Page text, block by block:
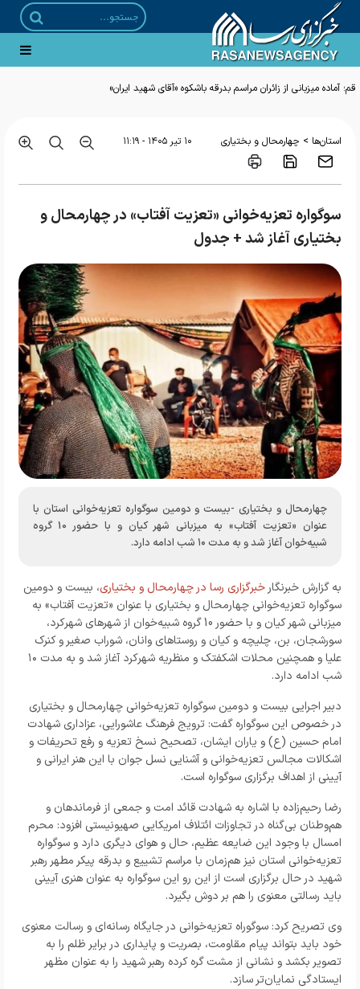
قم؛ آماده میزبانی از زائران مراسم بدرقه باشکوه «آقای شهید ایران»
استان‌ها > چهارمحال و بختیاری ۱۰ تير ۱۴۰۵ - ۱۱:۱۹
سوگواره تعزیه‌خوانی «تعزیت آفتاب» در چهارمحال و
بختیاری آغاز شد + جدول
چهارمحال و بختیاری -بیست و دومین سوگواره تعزیه‌خوانی استان با
عنوان «تعزیت آفتاب» به میزبانی شهر کیان و با حضور 10 گروه‌
شبیه‌خوان آغاز شد و به مدت ۱۰ شب ادامه دارد.
به گزارش خبرنگار خبرگزاری رسا در چهارمحال و بختیاری، بیست و دومین
سوگواره تعزیه‌خوانی چهارمحال و بختیاری با عنوان «تعزیت آفتاب» به
میزبانی شهر کیان و با حضور 10 گروه‌ شبیه‌خوان از شهرهای شهرکرد،
سورشجان، بن، چلیچه و کیان و روستاهای وانان، شوراب صغیر و کنرک
علیا و همچنین محلات اشکفتک و منظریه شهرکرد آغاز شد و به مدت ۱۰
شب ادامه دارد.
دبیر اجرایی بیست و دومین سوگواره تعزیه‌خوانی چهارمحال و بختیاری
در خصوص این سوگواره گفت: ترویج فرهنگ عاشورایی، عزاداری شهادت
امام حسین (ع) و یاران ایشان، تصحیح نسخ تعزیه و رفع تحریفات و
اشکالات مجالس تعزیه‌خوانی و آشنایی نسل جوان با این هنر ایرانی و
آیینی از اهداف برگزاری سوگواره است.
رضا رحیم‌زاده با اشاره به شهادت قائد امت و جمعی از فرماندهان و
هم‌وطنان بی‌گناه در تجاوزات ائتلاف امریکایی صهیونیستی افزود: محرم
امسال با وجود این ضایعه عظیم، حال و هوای دیگری دارد و سوگواره
تعزیه‌خوانی استان نیز هم‌زمان با مراسم تشییع و بدرقه پیکر مطهر رهبر
شهید در حال برگزاری است از این رو این سوگواره به عنوان هنری آیینی
باید رسالتی معنوی را هم بر دوش بگیرد.
وی تصریح کرد: سوگوراه تعزیه‌خوانی در جایگاه رسانه‌ای و رسالت معنوی
خود باید بتواند پیام مقاومت، بصریت و پایداری در برایر ظلم را به
تصویر بکشد و نشانی از مشت گره کرده رهبر شهید را به عنوان مظهر
ایستادگی نمایان‌تر سازد.